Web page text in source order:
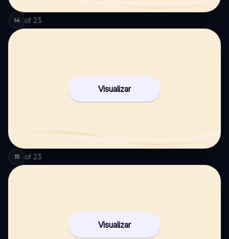
14 of 23
Visualizar
15 of 23
Visualizar